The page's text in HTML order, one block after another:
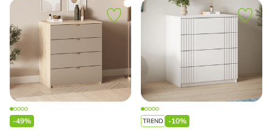
-49% -10%